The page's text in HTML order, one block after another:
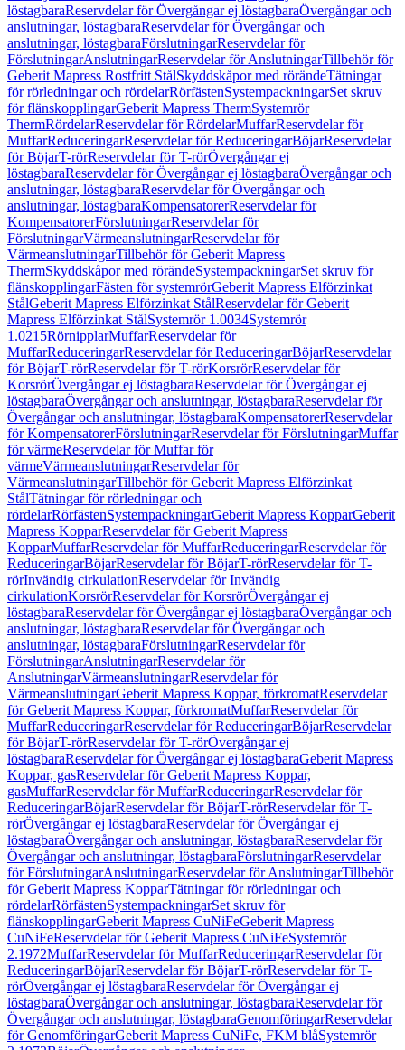
löstagbaraReservdelar för Övergångar ej löstagbaraÖvergångar och
anslutningar, löstagbaraReservdelar för Övergångar och
anslutningar, löstagbaraFörslutningarReservdelar för
FörslutningarAnslutningarReservdelar för AnslutningarTillbehör för
Geberit Mapress Rostfritt StålSkyddskåpor med rörändeTätningar
för rörledningar och rördelarRörfästenSystempackningarSet skruv
för flänskopplingarGeberit Mapress ThermSystemrör
ThermRördelarReservdelar för RördelarMuffarReservdelar för
MuffarReduceringarReservdelar för ReduceringarBöjarReservdelar
för BöjarT-rörReservdelar för T-rörÖvergångar ej
löstagbaraReservdelar för Övergångar ej löstagbaraÖvergångar och
anslutningar, löstagbaraReservdelar för Övergångar och
anslutningar, löstagbaraKompensatorerReservdelar för
KompensatorerFörslutningarReservdelar för
FörslutningarVärmeanslutningarReservdelar för
VärmeanslutningarTillbehör för Geberit Mapress
ThermSkyddskåpor med rörändeSystempackningarSet skruv för
flänskopplingarFästen för systemrörGeberit Mapress Elförzinkat
StålGeberit Mapress Elförzinkat StålReservdelar för Geberit
Mapress Elförzinkat StålSystemrör 1.0034Systemrör
1.0215RörnipplarMuffarReservdelar för
MuffarReduceringarReservdelar för ReduceringarBöjarReservdelar
för BöjarT-rörReservdelar för T-rörKorsrörReservdelar för
KorsrörÖvergångar ej löstagbaraReservdelar för Övergångar ej
löstagbaraÖvergångar och anslutningar, löstagbaraReservdelar för
Övergångar och anslutningar, löstagbaraKompensatorerReservdelar
för KompensatorerFörslutningarReservdelar för FörslutningarMuffar
för värmeReservdelar för Muffar för
värmeVärmeanslutningarReservdelar för
VärmeanslutningarTillbehör för Geberit Mapress Elförzinkat
StålTätningar för rörledningar och
rördelarRörfästenSystempackningarGeberit Mapress KopparGeberit
Mapress KopparReservdelar för Geberit Mapress
KopparMuffarReservdelar för MuffarReduceringarReservdelar för
ReduceringarBöjarReservdelar för BöjarT-rörReservdelar för T-
rörInvändig cirkulationReservdelar för Invändig
cirkulationKorsrörReservdelar för KorsrörÖvergångar ej
löstagbaraReservdelar för Övergångar ej löstagbaraÖvergångar och
anslutningar, löstagbaraReservdelar för Övergångar och
anslutningar, löstagbaraFörslutningarReservdelar för
FörslutningarAnslutningarReservdelar för
AnslutningarVärmeanslutningarReservdelar för
VärmeanslutningarGeberit Mapress Koppar, förkromatReservdelar
för Geberit Mapress Koppar, förkromatMuffarReservdelar för
MuffarReduceringarReservdelar för ReduceringarBöjarReservdelar
för BöjarT-rörReservdelar för T-rörÖvergångar ej
löstagbaraReservdelar för Övergångar ej löstagbaraGeberit Mapress
Koppar, gasReservdelar för Geberit Mapress Koppar,
gasMuffarReservdelar för MuffarReduceringarReservdelar för
ReduceringarBöjarReservdelar för BöjarT-rörReservdelar för T-
rörÖvergångar ej löstagbaraReservdelar för Övergångar ej
löstagbaraÖvergångar och anslutningar, löstagbaraReservdelar för
Övergångar och anslutningar, löstagbaraFörslutningarReservdelar
för FörslutningarAnslutningarReservdelar för AnslutningarTillbehör
för Geberit Mapress KopparTätningar för rörledningar och
rördelarRörfästenSystempackningarSet skruv för
flänskopplingarGeberit Mapress CuNiFeGeberit Mapress
CuNiFeReservdelar för Geberit Mapress CuNiFeSystemrör
2.1972MuffarReservdelar för MuffarReduceringarReservdelar för
ReduceringarBöjarReservdelar för BöjarT-rörReservdelar för T-
rörÖvergångar ej löstagbaraReservdelar för Övergångar ej
löstagbaraÖvergångar och anslutningar, löstagbaraReservdelar för
Övergångar och anslutningar, löstagbaraGenomföringarReservdelar
för GenomföringarGeberit Mapress CuNiFe, FKM blåSystemrör